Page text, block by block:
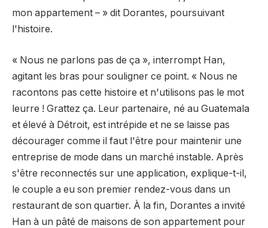
mon appartement – » dit Dorantes, poursuivant
l'histoire.
« Nous ne parlons pas de ça », interrompt Han,
agitant les bras pour souligner ce point. « Nous ne
racontons pas cette histoire et n'utilisons pas le mot
leurre ! Grattez ça. Leur partenaire, né au Guatemala
et élevé à Détroit, est intrépide et ne se laisse pas
décourager comme il faut l'être pour maintenir une
entreprise de mode dans un marché instable. Après
s'être reconnectés sur une application, explique-t-il,
le couple a eu son premier rendez-vous dans un
restaurant de son quartier. À la fin, Dorantes a invité
Han à un pâté de maisons de son appartement pour